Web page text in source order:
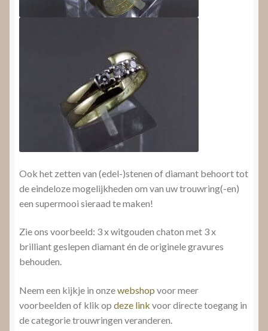
Ook het zetten van (edel-)stenen of diamant behoort tot
de eindeloze mogelijkheden om van uw trouwring(-en)
een supermooi sieraad te maken!
Zie ons voorbeeld: 3 x witgouden chaton met 3 x
brilliant geslepen diamant én de originele gravures
behouden.
Neem een kijkje in onzewebshop voor meer
voorbeelden of klik op deze link voor directe toegang in
de categorie trouwringen veranderen.